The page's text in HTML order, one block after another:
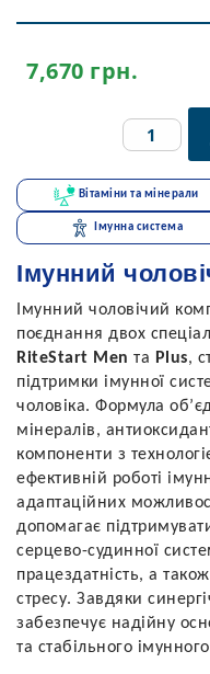
7,670 грн.
Вітаміни та мінерали
Імунна система
Імунний
Імунний чоловічий
поєднання двох
RiteStart Men та Plus,
підтримки імунної
чоловіка. Формула
мінералів,
компоненти з
ефективній роботі
адаптаційних
допомагає
серцево-судинної
працездатність, а
стресу. Завдяки
забезпечує надійну
та стабільного